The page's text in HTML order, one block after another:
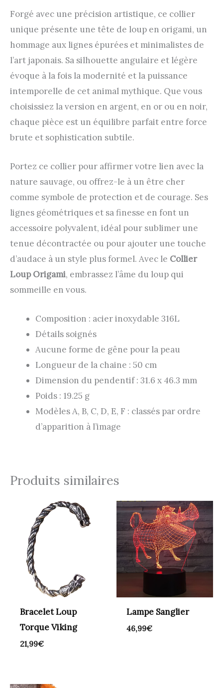
Forgé avec une précision artistique, ce collier
unique présente une tête de loup en origami, un
hommage aux lignes épurées et minimalistes de
l’art japonais. Sa silhouette angulaire et légère
évoque à la fois la modernité et la puissance
intemporelle de cet animal mythique. Que vous
choisissiez la version en argent, en or ou en noir,
chaque pièce est un équilibre parfait entre force
brute et sophistication subtile.
Portez ce collier pour affirmer votre lien avec la
nature sauvage, ou offrez-le à un être cher
comme symbole de protection et de courage. Ses
lignes géométriques et sa finesse en font un
accessoire polyvalent, idéal pour sublimer une
tenue décontractée ou pour ajouter une touche
d’audace à un style plus formel. Avec le Collier
Loup Origami, embrassez l’âme du loup qui
sommeille en vous.
Composition : acier inoxydable 316L
Détails soignés
Aucune forme de gêne pour la peau
Longueur de la chaine : 50 cm
Dimension du pendentif : 31.6 x 46.3 mm
Poids : 19.25 g
Modèles A, B, C, D, E, F : classés par ordre
d’apparition à l’image
Produits similaires
Bracelet Loup
Torque Viking
21,99€
Lampe Sanglier
46,99€